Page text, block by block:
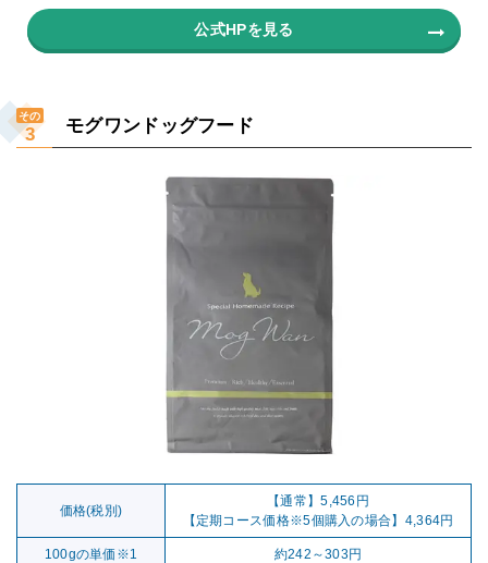
公式HPを見る
その モグワンドッグフード
価格(税別)
【通常】5,456円
【定期コース価格※5個購入の場合】4,364円
100gの単価※1 約242～303円